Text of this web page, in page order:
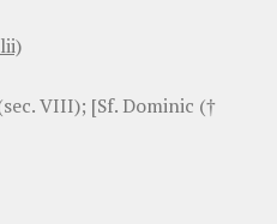
VIII); [Sf. Dominic (†